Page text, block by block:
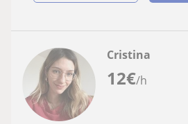
12€/h
Cristina